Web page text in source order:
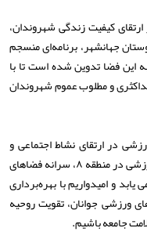
کیفیت زندگی شهروندان،
جهانشهر، برنامه‌ای منسجم
این فضا تدوین شده است تا با
و مطلوب عموم شهروندان
در ارتقای نشاط اجتماعی و
سلامت عمومی گفت: با راه‌اندازی این مجموعه ورزشی در منطقه ۸، سرانه فضاهای
و امیدواریم با بهره‌برداری
ورزشی جوانان، تقویت روحیه
جامعه باشیم.